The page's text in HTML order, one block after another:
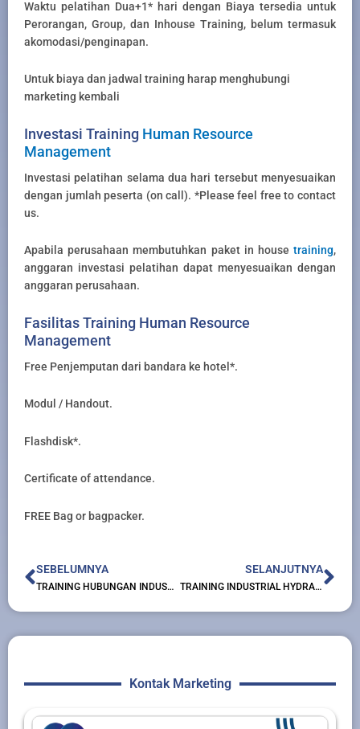
Waktu pelatihan Dua+1* hari dengan Biaya tersedia untuk
Perorangan, Group, dan Inhouse Training, belum termasuk
akomodasi/penginapan.
Untuk biaya dan jadwal training harap menghubungi
marketing kembali
Investasi Training Human Resource
Management
Investasi pelatihan selama dua hari tersebut menyesuaikan
dengan jumlah peserta (on call). *Please feel free to contact
us.
Apabila perusahaan membutuhkan paket in house training,
anggaran investasi pelatihan dapat menyesuaikan dengan
anggaran perusahaan.
Fasilitas Training Human Resource
Management
Free Penjemputan dari bandara ke hotel*.
Modul / Handout.
Flashdisk*.
Certificate of attendance.
FREE Bag or bagpacker.
Prev
SEBELUMNYA
TRAINING HUBUNGAN INDUSTRIAL
SELANJUTNYA
TRAINING INDUSTRIAL HYDRAULICS
Kontak Marketing